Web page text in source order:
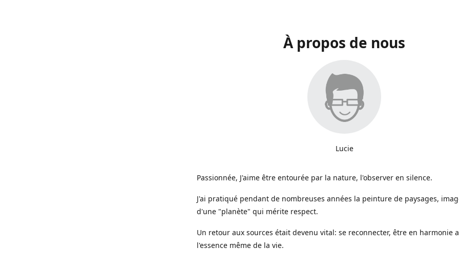
À propos de nous
Lucie
Passionnée, J'aime être entourée par la nature, l'observer en silence.
J'ai pratiqué pendant de nombreuses années la peinture de paysages,
d'une "planète" qui mérite respect.
Un retour aux sources était devenu vital: se reconnecter, être en harmonie
l'essence même de la vie.